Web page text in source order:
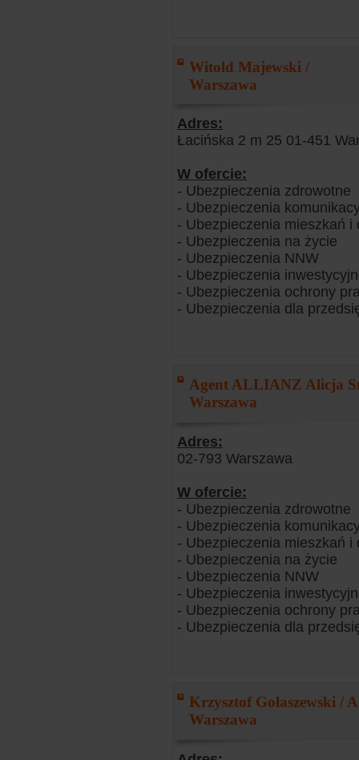
Witold Majewski /
Warszawa
Adres:
Łacińska 2 m 25 01-451
W ofercie:
- Ubezpieczenia zdrowotne
- Ubezpieczenia
- Ubezpieczenia mieszkań i
- Ubezpieczenia na życie
- Ubezpieczenia NNW
- Ubezpieczenia
- Ubezpieczenia ochrony
- Ubezpieczenia dla
Agent ALLIANZ Alicja
Warszawa
Adres:
02-793 Warszawa
W ofercie:
- Ubezpieczenia zdrowotne
- Ubezpieczenia
- Ubezpieczenia mieszkań i
- Ubezpieczenia na życie
- Ubezpieczenia NNW
- Ubezpieczenia
- Ubezpieczenia ochrony
- Ubezpieczenia dla
Krzysztof Gołaszewski /
Warszawa